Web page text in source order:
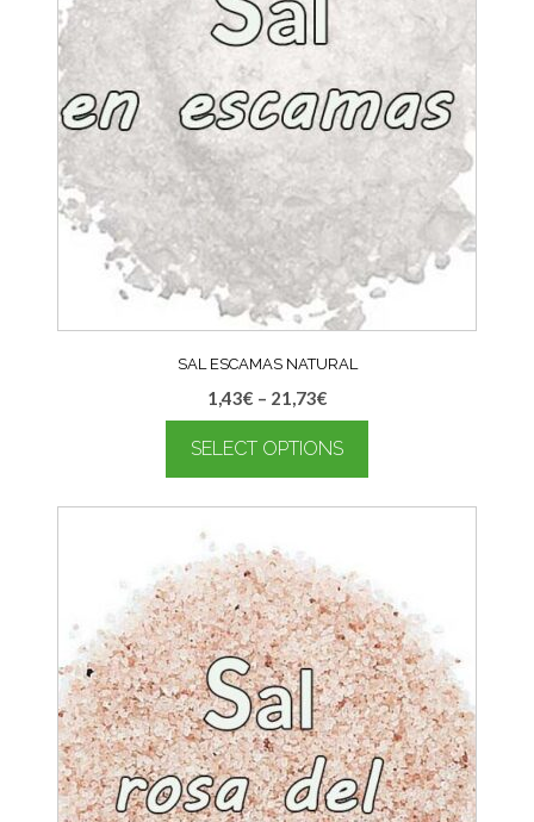
SAL ESCAMAS NATURAL
1,43€ – 21,73€
SELECT OPTIONS